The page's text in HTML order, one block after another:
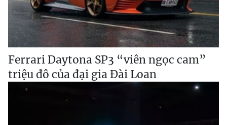
Ferrari Daytona SP3 “viên ngọc cam”
triệu đô của đại gia Đài Loan